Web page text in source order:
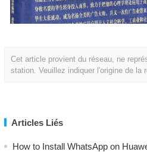
Cet article provient du réseau, ne
station. Veuillez indiquer l'origine de la
Articles Liés
How to Install WhatsApp on